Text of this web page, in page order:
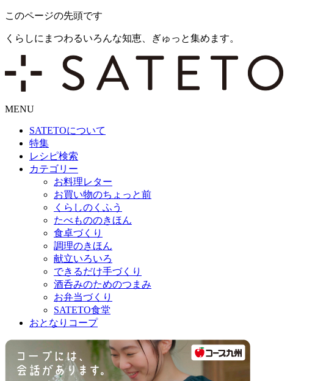
このページの先頭です
くらしにまつわるいろんな知恵、ぎゅっと集めます。
MENU
SATETOについて
特集
レシピ検索
カテゴリー
お料理レター
お買い物のちょっと前
くらしのくふう
たべもののきほん
食卓づくり
調理のきほん
献立いろいろ
できるだけ手づくり
酒呑みのためのつまみ
お弁当づくり
SATETO食堂
おとなりコープ